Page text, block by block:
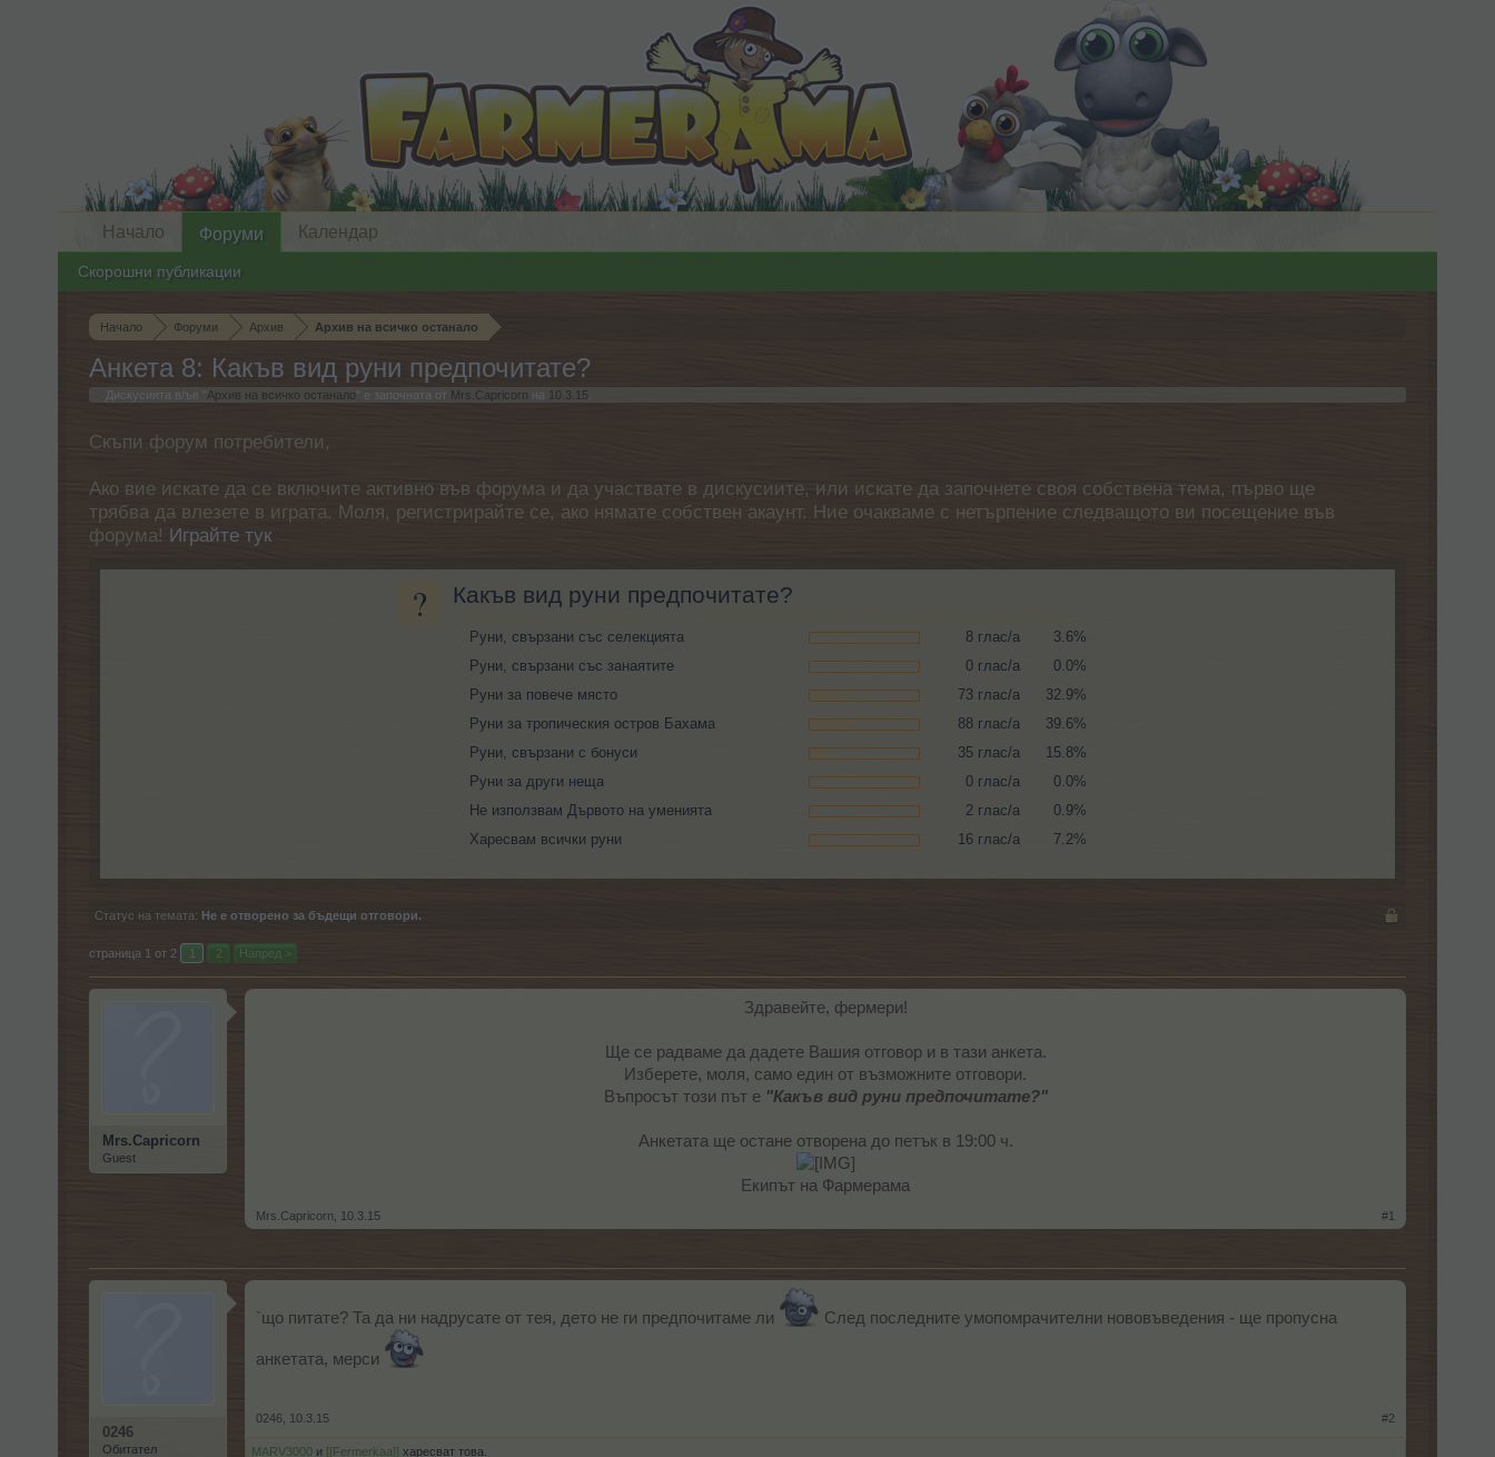
Начало Форуми Архив Архив на всичко останало
Анкета 8: Какъв вид руни предпочитате?
Дискусията в/ъв " Архив на всичко останало " е започната от Mrs.Capricorn на 10.3.15
Скъпи форум потребители,
Ако вие искате да се включите активно във форума и да участвате в дискусиите, или искате да започнете своя собствена тема, първо ще
трябва да влезете в играта. Моля, регистрирайте се, ако нямате собствен акаунт. Ние очакваме с нетърпение следващото ви посещение във
форума! Играйте тук
? Какъв вид руни предпочитате?
Руни, свързани със селекцията 8 глас/а
3.6%
Руни, свързани със занаятите
0 глас/а
0.0%
Руни за повече място
73 глас/а
32.9%
Руни за тропическия остров Бахама
88 глас/а
39.6%
Руни, свързани с бонуси
35 глас/а
15.8%
Руни за други неща
0 глас/а
0.0%
Не използвам Дървото на уменията
2 глас/а
0.9%
Харесвам всички руни
16 глас/а 7.2%
Статус на темата: Не е отворено за бъдещи отговори.
страница 1 от 2 1 2 Напред >
Mrs.Capricorn
Guest
Здравейте, фермери!
Ще се радваме да дадете Вашия отговор и в тази анкета.
Изберете, моля, само един от възможните отговори.
Въпросът този път е "Какъв вид руни предпочитате?"
Анкетата ще остане отворена до петък в 19:00 ч.
Екипът на Фармерама​
Mrs.Capricorn 10.3.15 #1
0246
Обитател
`що питате? Та да ни надрусате от тея, дето не ги предпочитаме ли След последните умопомрачителни нововъведения - ще пропусна
анкетата, мерси
0246 10.3.15 #2
MARV3000 и [[Fermerkaa]] харесват това.
Начало Форуми
Скорошни публикации
Календар